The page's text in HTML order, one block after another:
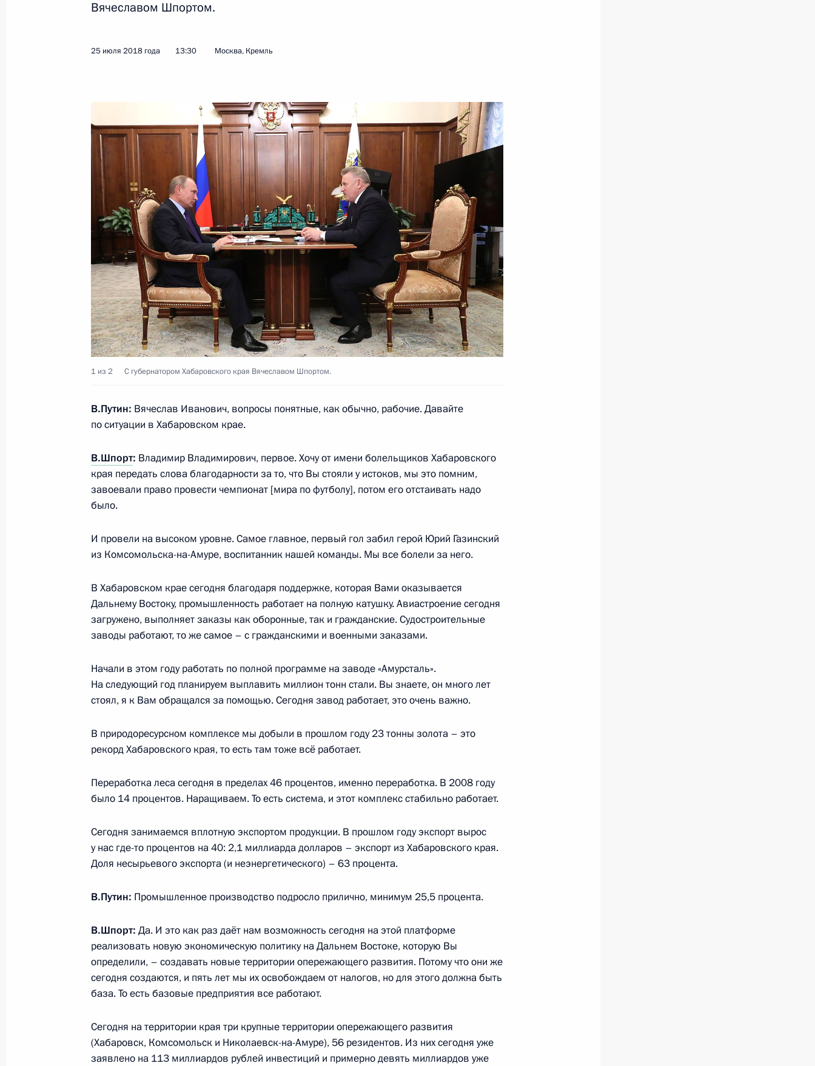
Йоханнесбург
Встреча с Президентом Анголы Жоау Лоуренсу
26 июля 2018 года, 19:45 Йоханнесбург
Встреча с Президентом Аргентины Маурисио Макри
26 июля 2018 года, 18:30 Йоханнесбург
Выступление на заседании саммита БРИКС в расширенном
составе
26 июля 2018 года, 14:30 Йоханнесбург
8м
25 июля 2018 года, среда
Рабочая встреча с губернатором Хабаровского края Вячеславом
Шпортом
25 июля 2018 года, 13:30 Москва, Кремль
Рабочая встреча с губернатором Сахалинской области Олегом
24 июля 2018 года, 14:00 Москва, Кремль
Встреча с главой Минздрава Вероникой Скворцовой
23 июля 2018 года, 13:20
20 июля 2018 года, пятница
Президенту представлен проект культурно-музейного центра
в Калининграде
Совместное заседание Совета по развитию физической культуры
20 июля 2018 года, 18:30 Калининград
Беседа с волонтёрами чемпионата мира по футболу 2018 года
20 июля 2018 года, 16:40 Калининград
3 17м
Беседа с юными футболистами
20 июля 2018 года, 16:35 Калининград
Вячеславом Шпортом.
25 июля 2018 года 13:30 Москва, Кремль
1 из 2 С губернатором Хабаровского края Вячеславом Шпортом.
В.Путин: Вячеслав Иванович, вопросы понятные, как обычно, рабочие. Давайте
по ситуации в Хабаровском крае.
В.Шпорт: Владимир Владимирович, первое. Хочу от имени болельщиков Хабаровского
края передать слова благодарности за то, что Вы стояли у истоков, мы это помним,
завоевали право провести чемпионат [мира по футболу], потом его отстаивать надо
было.
И провели на высоком уровне. Самое главное, первый гол забил герой Юрий Газинский
из Комсомольска-на-Амуре, воспитанник нашей команды. Мы все болели за него.
В Хабаровском крае сегодня благодаря поддержке, которая Вами оказывается
Дальнему Востоку, промышленность работает на полную катушку. Авиастроение сегодня
загружено, выполняет заказы как оборонные, так и гражданские. Судостроительные
заводы работают, то же самое – с гражданскими и военными заказами.
Начали в этом году работать по полной программе на заводе «Амурсталь».
На следующий год планируем выплавить миллион тонн стали. Вы знаете, он много лет
стоял, я к Вам обращался за помощью. Сегодня завод работает, это очень важно.
В природоресурсном комплексе мы добыли в прошлом году 23 тонны золота – это
рекорд Хабаровского края, то есть там тоже всё работает.
Переработка леса сегодня в пределах 46 процентов, именно переработка. В 2008 году
было 14 процентов. Наращиваем. То есть система, и этот комплекс стабильно работает.
Сегодня занимаемся вплотную экспортом продукции. В прошлом году экспорт вырос
у нас где-то процентов на 40: 2,1 миллиарда долларов – экспорт из Хабаровского края.
Доля несырьевого экспорта (и неэнергетического) – 63 процента.
В.Путин: Промышленное производство подросло прилично, минимум 25,5 процента.
В.Шпорт: Да. И это как раз даёт нам возможность сегодня на этой платформе
реализовать новую экономическую политику на Дальнем Востоке, которую Вы
определили, – создавать новые территории опережающего развития. Потому что они же
сегодня создаются, и пять лет мы их освобождаем от налогов, но для этого должна быть
база. То есть базовые предприятия все работают.
Сегодня на территории края три крупные территории опережающего развития
(Хабаровск, Комсомольск и Николаевск-на-Амуре), 56 резидентов. Из них сегодня уже
заявлено на 113 миллиардов рублей инвестиций и примерно девять миллиардов уже